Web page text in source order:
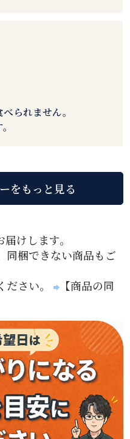
られません。
届けします。
同梱できない商品もご
ださい。
【商品の同